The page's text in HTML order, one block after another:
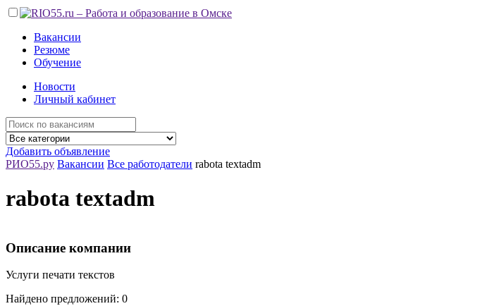
Вакансии
Резюме
Обучение
Новости
Личный кабинет
Добавить объявление
РИО55.ру Вакансии Все работодатели rabota textadm
rabota textadm
Описание компании
Услуги печати текстов
Найдено предложений: 0